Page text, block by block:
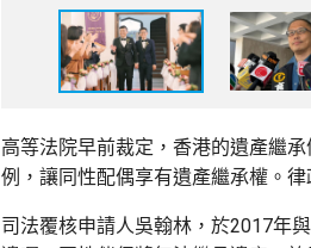
高等法院早前裁定，香港的遺產繼
例，讓同性配偶享有遺產繼承權。
司法覆核申請人吳翰林，於2017年